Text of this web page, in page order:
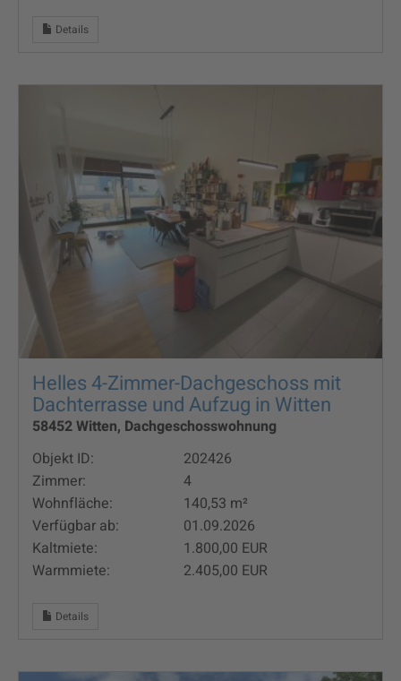
Details
Helles 4-Zimmer-Dachgeschoss mit
Dachterrasse und Aufzug in Witten
58452 Witten, Dachgeschosswohnung
Objekt ID:
202426
Zimmer:
4
Wohnfläche:
140,53 m²
Verfügbar ab:
01.09.2026
Kaltmiete:
1.800,00 EUR
Warmmiete:
2.405,00 EUR
Details